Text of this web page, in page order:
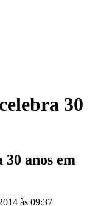
30
30 anos em
às 09:37